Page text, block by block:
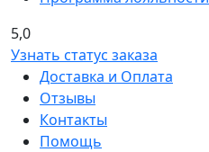
5,0
Узнать статус заказа
Доставка и Оплата
Отзывы
Контакты
Помощь